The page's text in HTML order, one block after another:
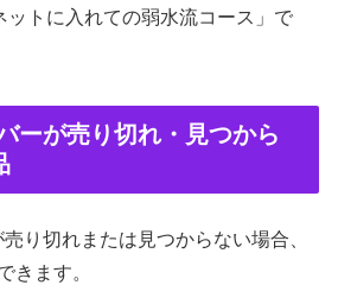
ットに入れての弱水流コース」で
ーが売り切れ・見つから
り切れまたは見つからない場合、
きます。